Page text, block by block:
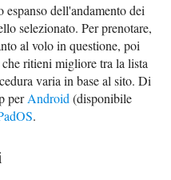
dell'andamento dei
selezionato. Per prenotare,
al volo in questione, poi
ritieni migliore tra la lista
varia in base al sito. Di
perAndroid (disponibile
.